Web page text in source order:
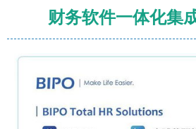
财务软件一体化集